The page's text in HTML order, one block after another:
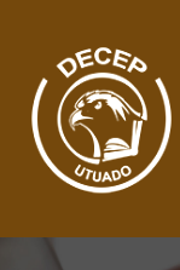
content
SOMOS